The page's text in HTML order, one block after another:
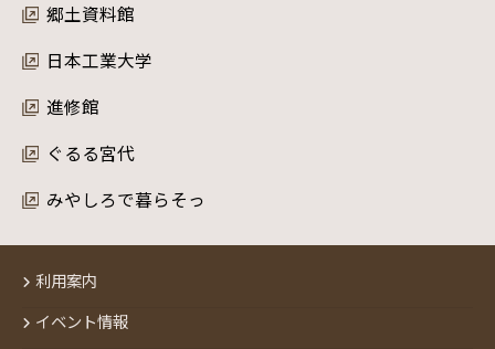
郷土資料館
日本工業大学
進修館
ぐるる宮代
みやしろで暮らそっ
利用案内
イベント情報